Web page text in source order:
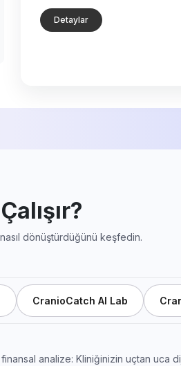
Detaylar
Çalışır?
nasıl dönüştürdüğünü keşfedin.
CranioCatch AI Lab
analize: Kliniğinizin uçtan uca